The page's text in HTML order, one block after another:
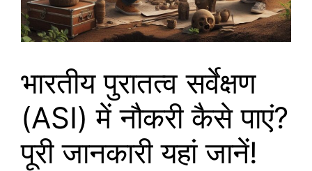
भारतीय पुरातत्व सर्वेक्षण
(ASI) में नौकरी कैसे पाएं?
पूरी जानकारी यहां जानें!